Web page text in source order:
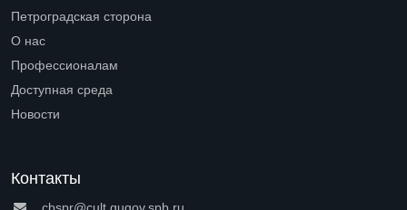
Петроградская сторона
О нас
Профессионалам
Доступная среда
Новости
Контакты